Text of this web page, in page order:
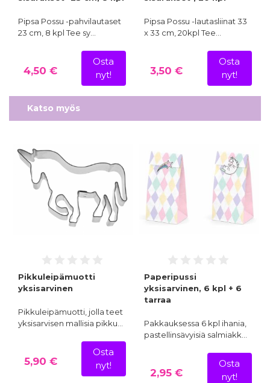
Pipsa Possu -pahvilautaset
23 cm, 8 kpl Tee sy…
4,50 €
Osta
nyt!
Pipsa Possu -lautasliinat 33
x 33 cm, 20kpl Tee…
3,50 €
Osta
nyt!
Katso myös
Pikkuleipämuotti
yksisarvinen
Pikkuleipämuotti, jolla teet
yksisarvisen mallisia pikku…
5,90 €
Osta
nyt!
Paperipussi
yksisarvinen, 6 kpl + 6
tarraa
Pakkauksessa 6 kpl ihania,
pastellinsävyisiä salmiakk…
2,95 €
Osta
nyt!